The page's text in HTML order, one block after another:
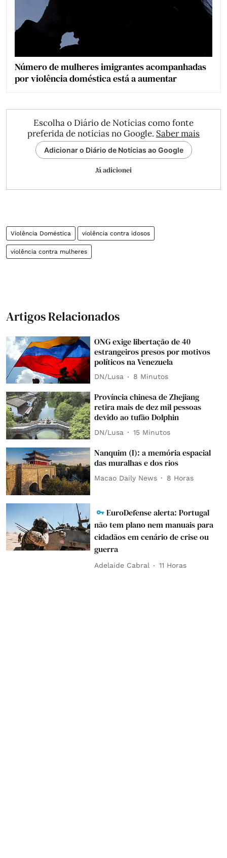
Número de mulheres imigrantes acompanhadas
por violência doméstica está a aumentar
Escolha o Diário de Notícias como fonte
preferida de notícias no Google. Saber mais
Adicionar o Diário de Notícias ao Google
Já adicionei
Violência Doméstica violência contra idosos
violência contra mulheres
Artigos Relacionados
ONG exige libertação de 40
estrangeiros presos por motivos
políticos na Venezuela
DN/Lusa 8 Minutos
Província chinesa de Zhejiang
retira mais de dez mil pessoas
devido ao tufão Dolphin
DN/Lusa 15 Minutos
Nanquim (I): a memória espacial
das muralhas e dos rios
Macao Daily News 8 Horas
EuroDefense alerta: Portugal
não tem plano nem manuais para
cidadãos em cenário de crise ou
guerra
Adelaide Cabral 11 Horas